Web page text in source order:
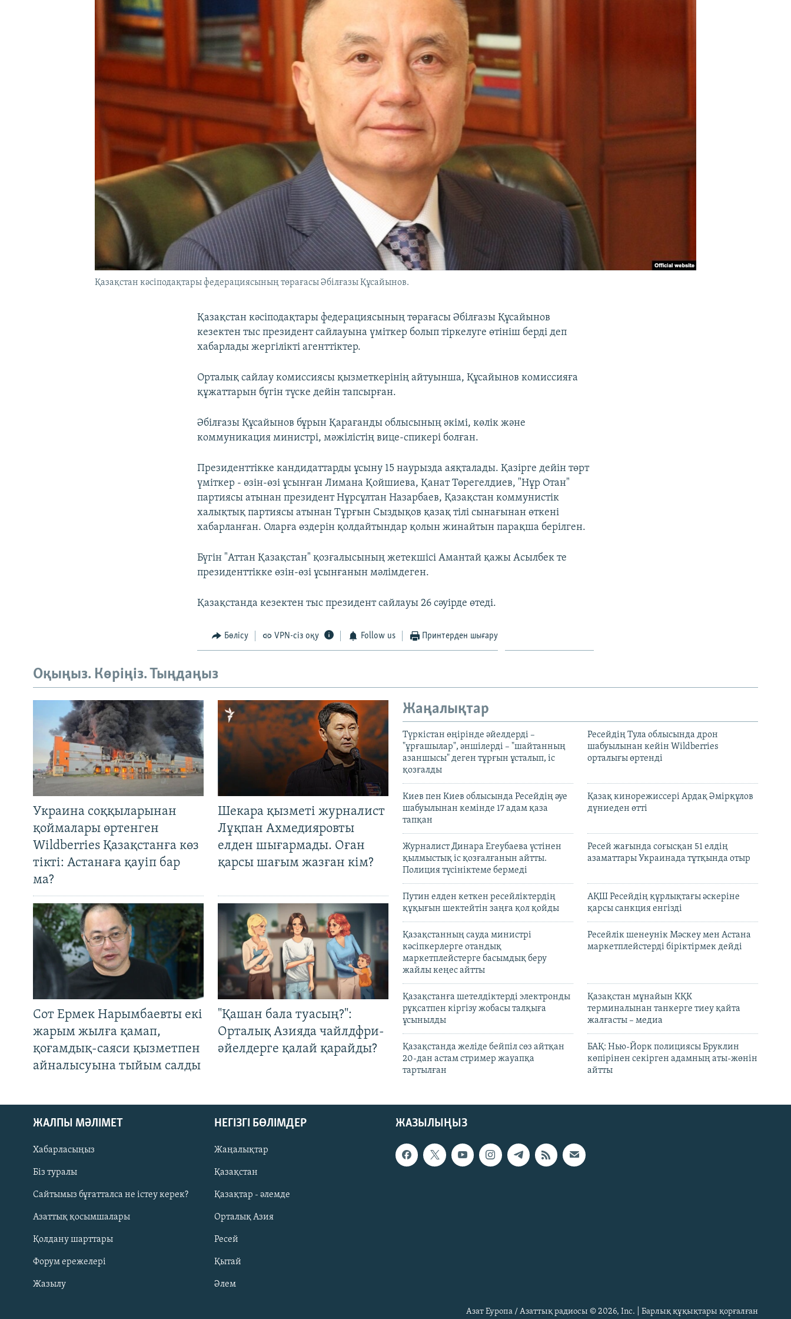
Русский
ЖАЗЫЛЫҢЫЗ
Қазақстан кәсіподақтары федерациясының төрағасы Әбілғазы Құсайынов.
Қазақстан кәсіподақтары федерациясының төрағасы Әбілғазы Құсайынов
кезектен тыс президент сайлауына үміткер болып тіркелуге өтініш берді деп
хабарлады жергілікті агенттіктер.
Орталық сайлау комиссиясы қызметкерінің айтуынша, Құсайынов комиссияға
құжаттарын бүгін түске дейін тапсырған.
Әбілғазы Құсайынов бұрын Қарағанды облысының әкімі, көлік және
коммуникация министрі, мәжілістің вице-спикері болған.
Президенттікке кандидаттарды ұсыну 15 наурызда аяқталады. Қазірге дейін төрт
үміткер - өзін-өзі ұсынған Лимана Қойшиева, Қанат Төрегелдиев, "Нұр Отан"
партиясы атынан президент Нұрсұлтан Назарбаев, Қазақстан коммунистік
халықтық партиясы атынан Тұрғын Сыздықов қазақ тілі сынағынан өткені
хабарланған. Оларға өздерін қолдайтындар қолын жинайтын парақша берілген.
Бүгін "Аттан Қазақстан" қозғалысының жетекшісі Амантай қажы Асылбек те
президенттікке өзін-өзі ұсынғанын мәлімдеген.
Қазақстанда кезектен тыс президент сайлауы 26 сәуірде өтеді.
Бөлісу VPN-сіз оқу Follow us Принтерден шығару
Оқыңыз. Көріңіз. Тыңдаңыз
Украина соққыларынан
қоймалары өртенген
Wildberries Қазақстанға көз
тікті: Астанаға қауіп бар
ма?
Шекара қызметі журналист
Лұқпан Ахмедияровты
елден шығармады. Оған
қарсы шағым жазған кім?
Сот Ермек Нарымбаевты екі
жарым жылға қамап,
қоғамдық-саяси қызметпен
айналысуына тыйым салды
"Қашан бала туасың?":
Орталық Азияда чайлдфри-
әйелдерге қалай қарайды?
Жаңалықтар
Түркістан өңірінде әйелдерді –
"ұрғашылар", әншілерді – "шайтанның
азаншысы" деген тұрғын ұсталып, іс
қозғалды
Ресейдің Тула облысында дрон
шабуылынан кейін Wildberries
орталығы өртенді
Киев пен Киев облысында Ресейдің әуе
шабуылынан кемінде 17 адам қаза
тапқан
Қазақ кинорежиссері Ардақ Әмірқұлов
дүниеден өтті
Журналист Динара Егеубаева үстінен
қылмыстық іс қозғалғанын айтты.
Полиция түсініктеме бермеді
Ресей жағында соғысқан 51 елдің
азаматтары Украинада тұтқында отыр
Путин елден кеткен ресейліктердің
құқығын шектейтін заңға қол қойды
АҚШ Ресейдің құрлықтағы әскеріне
қарсы санкция енгізді
Қазақстанның сауда министрі
кәсіпкерлерге отандық
маркетплейстерге басымдық беру
жайлы кеңес айтты
Ресейлік шенеунік Мәскеу мен Астана
маркетплейстерді біріктірмек дейді
Қазақстанға шетелдіктерді электронды
рұқсатпен кіргізу жобасы талқыға
ұсынылды
Қазақстан мұнайын КҚК
терминалынан танкерге тиеу қайта
жалғасты – медиа
Қазақстанда желіде бейпіл сөз айтқан
20-дан астам стример жауапқа
тартылған
БАҚ: Нью-Йорк полициясы Бруклин
көпірінен секірген адамның аты-жөнін
айтты
ЖАЗЫЛЫҢЫЗ
ЖАЛПЫ МӘЛІМЕТ
Хабарласыңыз
Біз туралы
Сайтымыз бұғатталса не істеу керек?
Азаттық қосымшалары
Қолдану шарттары
Форум ережелері
Жазылу
НЕГІЗГІ БӨЛІМДЕР
Жаңалықтар
Қазақстан
Қазақтар - әлемде
Орталық Азия
Ресей
Қытай
Әлем
Азат Еуропа / Азаттық радиосы © 2026, Inc. | Барлық құқықтары қорғалған